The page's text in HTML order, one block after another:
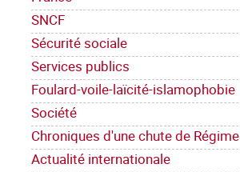
SNCF
Sécurité sociale
Services publics
Foulard-voile-laïcité-islamophobie
Société
Chroniques d'une chute de Régime
Actualité internationale